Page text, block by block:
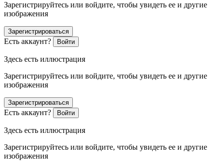
Зарегистрируйтесь или войдите, чтобы увидеть ее и другие
изображения
Зарегистрироваться
Есть аккаунт? Войти
Здесь есть иллюстрация
Зарегистрируйтесь или войдите, чтобы увидеть ее и другие
изображения
Зарегистрироваться
Есть аккаунт? Войти
Здесь есть иллюстрация
Зарегистрируйтесь или войдите, чтобы увидеть ее и другие
изображения